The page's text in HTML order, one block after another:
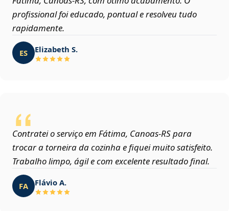
profissional foi educado, pontual e resolveu tudo
rapidamente.
ES Elizabeth S.
Contratei o serviço em Fátima, Canoas‑RS para
trocar a torneira da cozinha e fiquei muito satisfeito.
Trabalho limpo, ágil e com excelente resultado final.
FA Flávio A.